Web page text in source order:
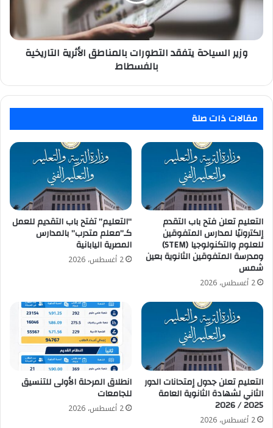
الأوسط
التاريخية
بالفسطاط
وزير السياحة يتفقد التطورات بالمناطق الأثرية التاريخية
بالفسطاط
مقالات ذات صلة
التعليم تعلن فتح باب التقدم
إلكترونيًا لمدارس المتفوقين
للعلوم والتكنولوجيا (STEM)
ومدرسة المتفوقين الثانوية بعين
شمس
2 أغسطس، 2026
“التعليم” تفتح باب التقديم للعمل
كـ”معلم متدرب” بالمدارس
المصرية اليابانية
2 أغسطس، 2026
التعليم تعلن جدول إمتحانات الدور
الثاني لشهادة الثانوية العامة
2025 / 2026
2 أغسطس، 2026
انطلاق المرحلة الأولى للتنسيق
للجامعات
2 أغسطس، 2026